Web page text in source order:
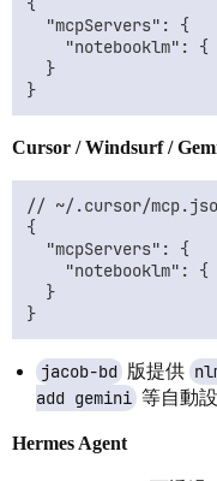
  "mcpServers": {
"notebooklm": {
  }
Cursor / Windsurf /
// ~/.cursor/
{
  "mcpServers": {
"notebooklm": {
  }
jacob-bd 版提供
add gemini 等自動
Hermes Agent